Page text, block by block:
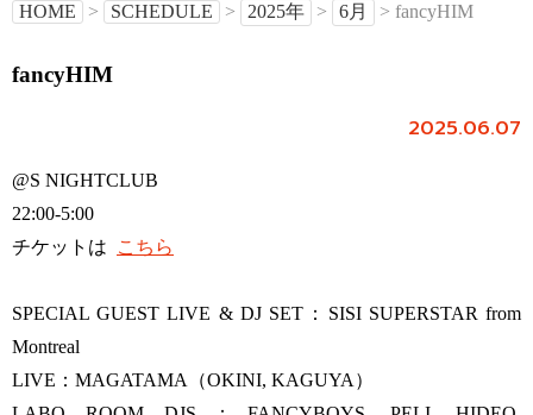
HOME > SCHEDULE > 2025年 > 6月 > fancyHIM
fancyHIM
2025.06.07
@S NIGHTCLUB
22:00-5:00
チケットは
こちら
SPECIAL GUEST LIVE & DJ SET：SISI SUPERSTAR from
Montreal
LIVE：MAGATAMA（OKINI, KAGUYA）